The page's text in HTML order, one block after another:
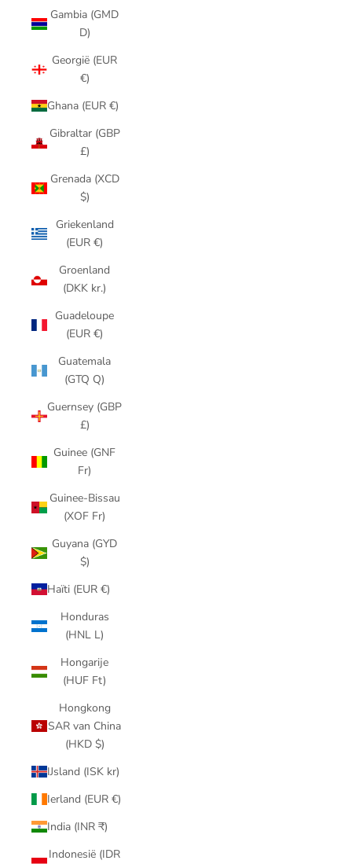
Gambia (GMD
D)
Georgië (EUR
€)
Ghana (EUR €)
Gibraltar (GBP
£)
Grenada (XCD
$)
Griekenland
(EUR €)
Groenland
(DKK kr.)
Guadeloupe
(EUR €)
Guatemala
(GTQ Q)
Guernsey (GBP
£)
Guinee (GNF
Fr)
Guinee-Bissau
(XOF Fr)
Guyana (GYD
$)
Haïti (EUR €)
Honduras
(HNL L)
Hongarije
(HUF Ft)
Hongkong
SAR van China
(HKD $)
IJsland (ISK kr)
Ierland (EUR €)
India (INR ₹)
Indonesië (IDR